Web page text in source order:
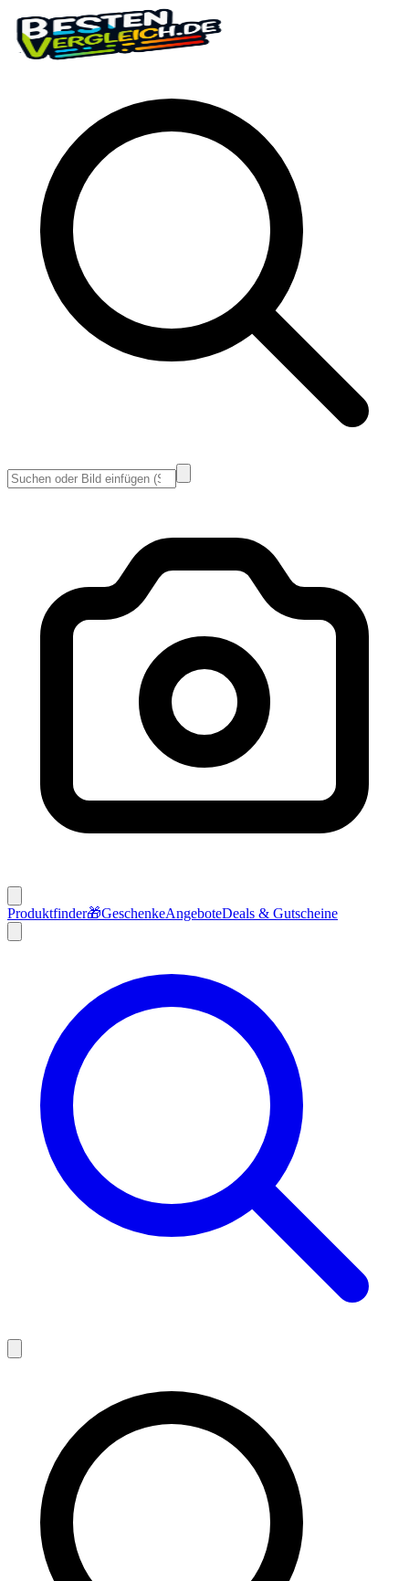
Produktfinder🎁GeschenkeAngeboteDeals & Gutscheine